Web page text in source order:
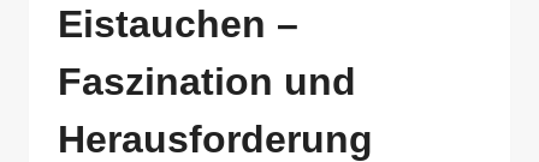
Eistauchen –
Faszination und
Herausforderung